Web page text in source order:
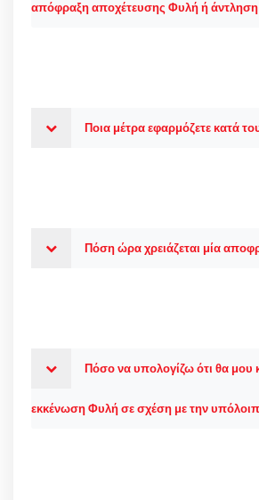
απόφραξη αποχέτευσης Φυλή ή
Ποια μέτρα εφαρμόζετε κατά
Πόση ώρα χρειάζεται μία
Πόσο να υπολογίζω ότι θα μου
εκκένωση Φυλή σε σχέση με την